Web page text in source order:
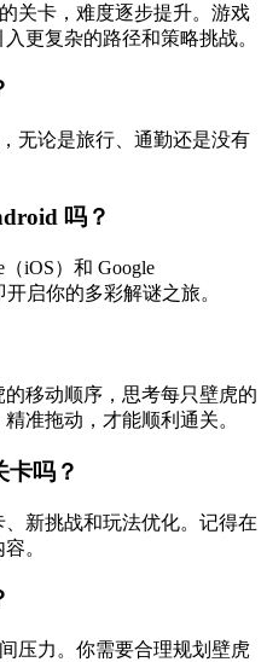
关卡，难度逐步提升。游戏
更复杂的路径和策略挑战。
无论是旅行、通勤还是没有
吗？
iOS）和 Google
启你的多彩解谜之旅。
移动顺序，思考每只壁虎的
准拖动，才能顺利通关。
卡吗？
新挑战和玩法优化。记得在
。
压力。你需要合理规划壁虎